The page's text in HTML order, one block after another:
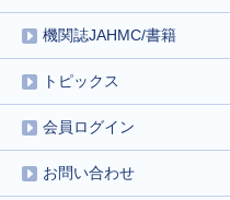
機関誌JAHMC/書籍
トピックス
会員ログイン
お問い合わせ